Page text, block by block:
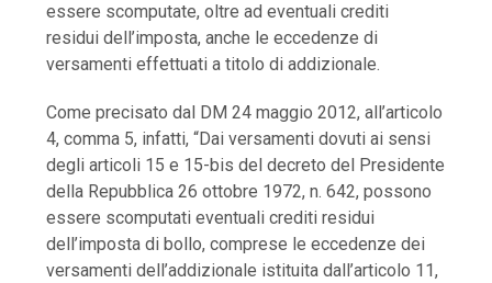
essere scomputate, oltre ad eventuali crediti
residui dell’imposta, anche le eccedenze di
versamenti effettuati a titolo di addizionale.
Come precisato dal DM 24 maggio 2012, all’articolo
4, comma 5, infatti, “Dai versamenti dovuti ai sensi
degli articoli 15 e 15-bis del decreto del Presidente
della Repubblica 26 ottobre 1972, n. 642, possono
essere scomputati eventuali crediti residui
dell’imposta di bollo, comprese le eccedenze dei
versamenti dell’addizionale istituita dall’articolo 11,